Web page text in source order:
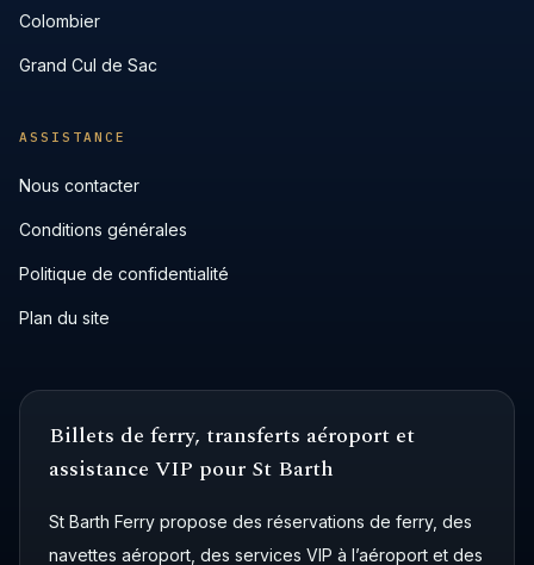
Colombier
Grand Cul de Sac
ASSISTANCE
Nous contacter
Conditions générales
Politique de confidentialité
Plan du site
Billets de ferry, transferts aéroport et
assistance VIP pour St Barth
St Barth Ferry propose des réservations de ferry, des
navettes aéroport, des services VIP à l’aéroport et des